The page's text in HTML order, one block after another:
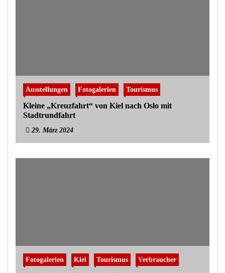
Ausstellungen Fotogalerien Tourismus
Kleine „Kreuzfahrt“ von Kiel nach Oslo mit
Stadtrundfahrt
29. März 2024
Fotogalerien Kiel Tourismus Verbraucher